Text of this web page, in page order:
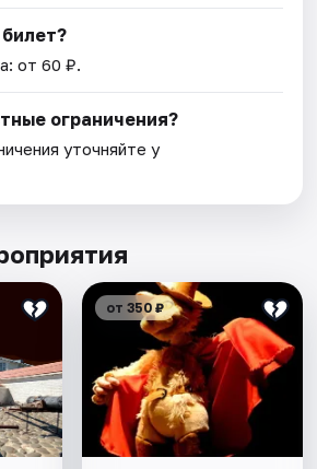
от 60 ₽.
ограничения?
уточняйте у
от 350 ₽